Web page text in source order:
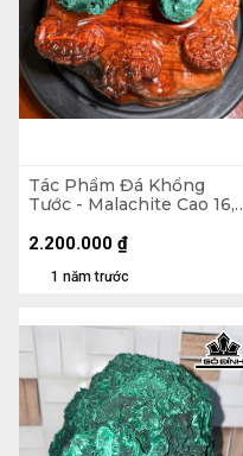
Tác Phẩm Đá Khổng
Tước - Malachite Cao 16,5
1 năm trước
2.200.000 ₫